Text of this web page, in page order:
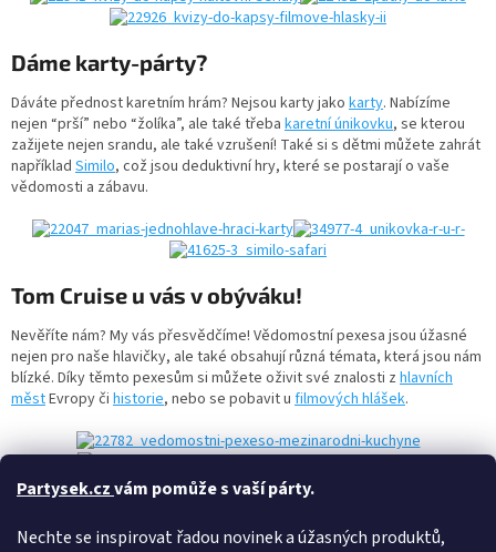
Partysek.czvám pomůže s vaší párty.
Nechte se inspirovat řadou novinek a úžasných produktů,
Dáme karty-párty?
Dáváte přednost karetním hrám? Nejsou karty jako karty. Nabízíme
nejen “prší” nebo “žolíka”, ale také třeba karetní únikovku, se kterou
zažijete nejen srandu, ale také vzrušení! Také si s dětmi můžete zahrát
například Similo, což jsou deduktivní hry, které se postarají o vaše
vědomosti a zábavu.
Tom Cruise u vás v obýváku!
Nevěříte nám? My vás přesvědčíme! Vědomostní pexesa jsou úžasné
nejen pro naše hlavičky, ale také obsahují různá témata, která jsou nám
blízké. Díky těmto pexesům si můžete oživit své znalosti z hlavních
městEvropy či historie, nebo se pobavit u filmových hlášek.